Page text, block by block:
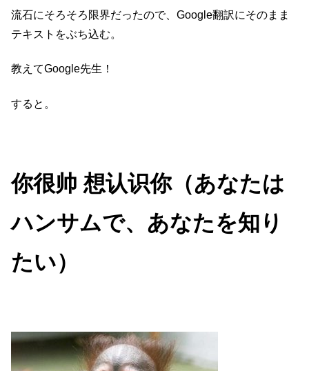
流石にそろそろ限界だったので、Google翻訳にそのまま
テキストをぶち込む。
教えてGoogle先生！
すると。
你很帅 想认识你（あなたは
ハンサムで、あなたを知り
たい）